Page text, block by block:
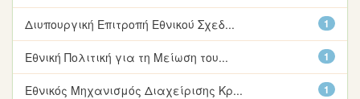
1
Διυπουργική Επιτροπή Εθνικού Σχεδ...
1
Εθνική Πολιτική για τη Μείωση του...
1
Εθνικός Μηχανισμός Διαχείρισης Κρ...